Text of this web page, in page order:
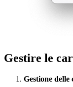
Gestire le
Gestione delle